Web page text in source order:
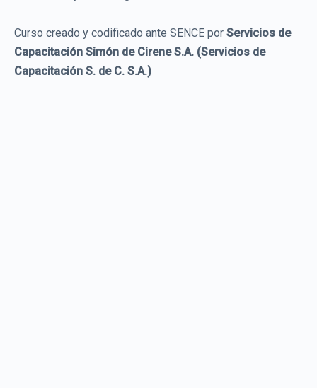
Curso creado y codificado ante SENCE por Servicios de
Capacitación Simón de Cirene S.A. (Servicios de
Capacitación S. de C. S.A.)